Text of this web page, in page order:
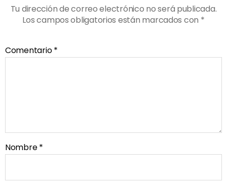
Tu dirección de correo electrónico no será publicada.
Los campos obligatorios están marcados con *
Comentario*
Nombre*